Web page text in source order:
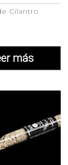
Cilantro
más